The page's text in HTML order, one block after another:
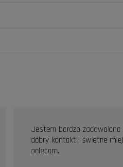
Jestem bardzo zadowolona
dobry kontakt i świetne
polecam.